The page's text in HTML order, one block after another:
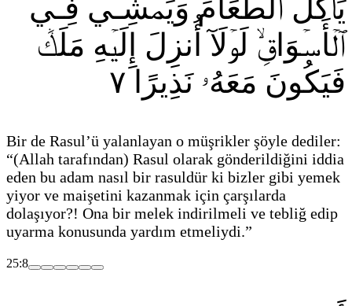
يَأۡكُلُ ٱلطَّعَامَ وَيَمۡشِـي فِـي
ٱلۡأَسۡوَاقِۙ لَوۡلَآ أُنزِلَ إِلَيۡهِ مَلَكٞ
فَيَكُونَ مَعَهُۥ نَذِيرًا ٧
Bir de Rasul’ü yalanlayan o müşrikler şöyle dediler:
“(Allah tarafından) Rasul olarak gönderildiğini iddia
eden bu adam nasıl bir rasuldür ki bizler gibi yemek
yiyor ve maişetini kazanmak için çarşılarda
dolaşıyor?! Ona bir melek indirilmeli ve tebliğ edip
uyarma konusunda yardım etmeliydi.”
25:8